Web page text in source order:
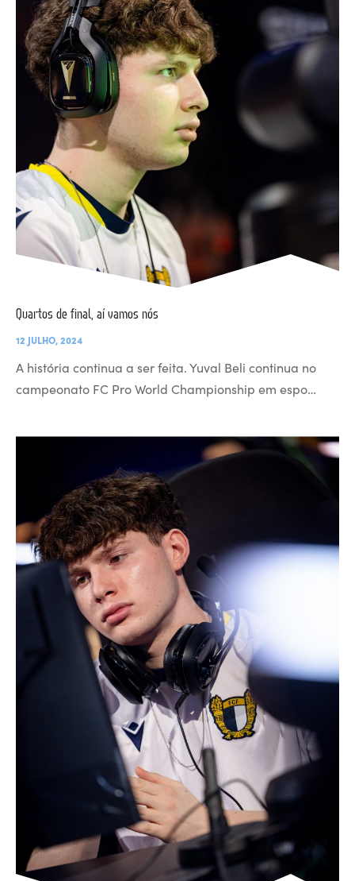
Quartos de final, aí vamos nós
12 JULHO, 2024
A história continua a ser feita. Yuval Beli continua no
campeonato FC Pro World Championship em espo…